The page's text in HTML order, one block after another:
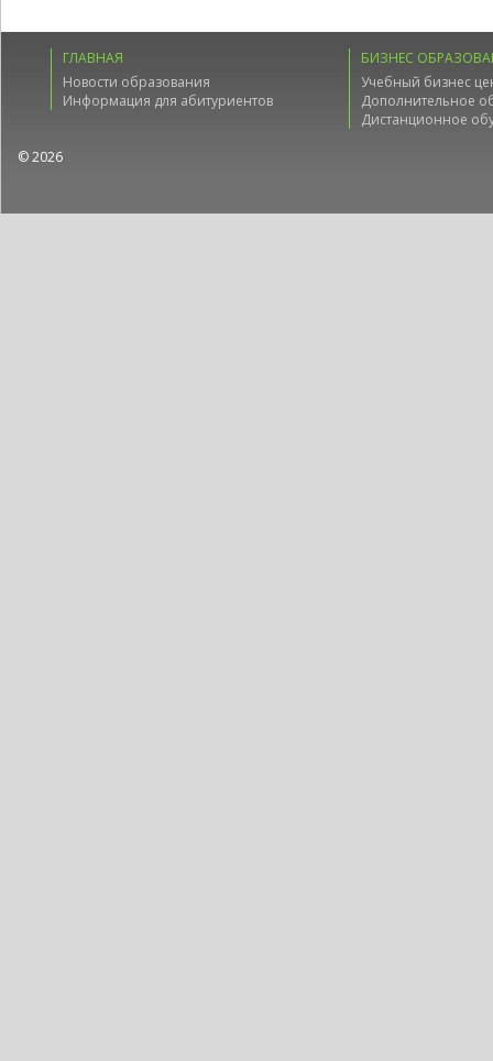
ГЛАВНАЯ
Новости образования
Информация для абитуриентов
БИЗНЕС
Учебный бизнес
Дополнительное
Дистанционное
© 2026